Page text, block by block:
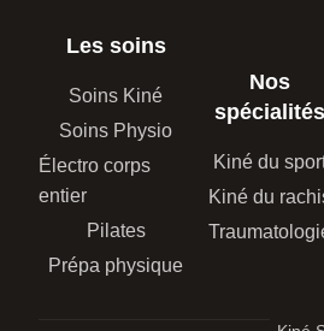
Les soins
Soins Kiné
Soins Physio
Électro corps
entier
Pilates
Prépa physique
Nos
spécialités
Kiné du
Kiné du